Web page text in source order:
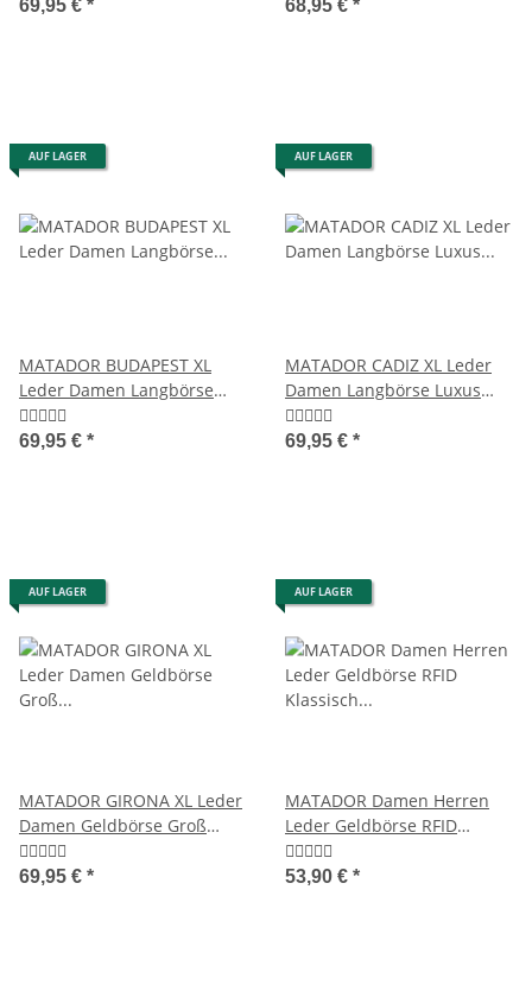
69,95 € * 68,95 € *
AUF LAGER
MATADOR BUDAPEST XL
Leder Damen Langbörse
Geldbörse 5 Farben
69,95 € *
AUF LAGER
MATADOR CADIZ XL Leder
Damen Langbörse Luxus
Geldbörse RFID
69,95 € *
AUF LAGER
MATADOR GIRONA XL Leder
Damen Geldbörse Groß
Langbörse Geldbeutel TüV
RFID
69,95 € *
AUF LAGER
MATADOR Damen Herren
Leder Geldbörse RFID
Klassisch Retro
53,90 € *